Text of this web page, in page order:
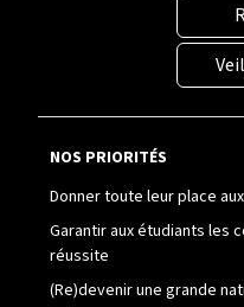
NOS PRIORITÉS
Donner toute leur place
Garantir aux étudiants les
réussite
(Re)devenir une grande